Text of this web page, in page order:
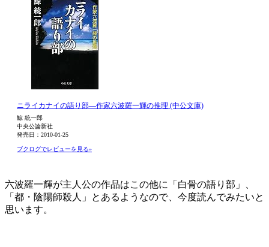
ニライカナイの語り部―作家六波羅一輝の推理 (中公文庫)
鯨 統一郎
中央公論新社
発売日：2010-01-25
ブクログでレビューを見る»
六波羅一輝が主人公の作品はこの他に「白骨の語り部」、
「都・陰陽師殺人」とあるようなので、今度読んでみたいと
思います。